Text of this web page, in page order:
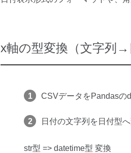
x軸の型変換（文字列
CSVデータをPandasのd
日付の文字列を日付型
str型 => datetime型 変換